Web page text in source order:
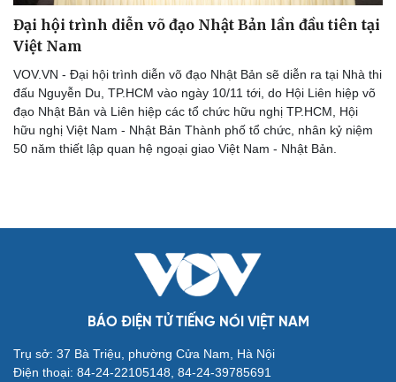
Cải chính
Đại hội trình diễn võ đạo Nhật Bản lần đầu tiên tại
Việt Nam
VOV.VN - Đại hội trình diễn võ đạo Nhật Bản sẽ diễn ra tại Nhà thi
đấu Nguyễn Du, TP.HCM vào ngày 10/11 tới, do Hội Liên hiệp võ
đạo Nhật Bản và Liên hiệp các tổ chức hữu nghị TP.HCM, Hội
hữu nghị Việt Nam - Nhật Bản Thành phố tổ chức, nhân kỷ niệm
50 năm thiết lập quan hệ ngoại giao Việt Nam - Nhật Bản.
BÁO ĐIỆN TỬ TIẾNG NÓI VIỆT NAM
Trụ sở: 37 Bà Triệu, phường Cửa Nam, Hà Nội
Điện thoại: 84-24-22105148, 84-24-39785691